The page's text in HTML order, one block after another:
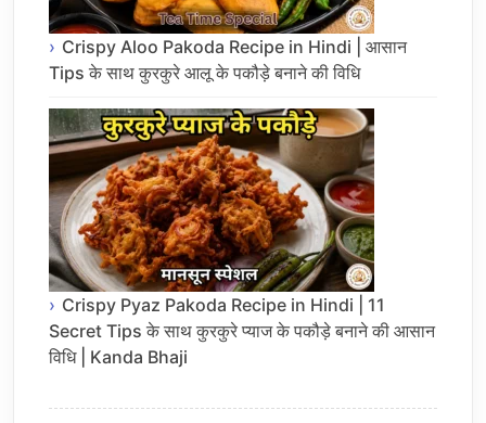
Crispy Aloo Pakoda Recipe in Hindi | आसान
Tips के साथ कुरकुरे आलू के पकौड़े बनाने की विधि
Crispy Pyaz Pakoda Recipe in Hindi | 11
Secret Tips के साथ कुरकुरे प्याज के पकौड़े बनाने की आसान
विधि | Kanda Bhaji